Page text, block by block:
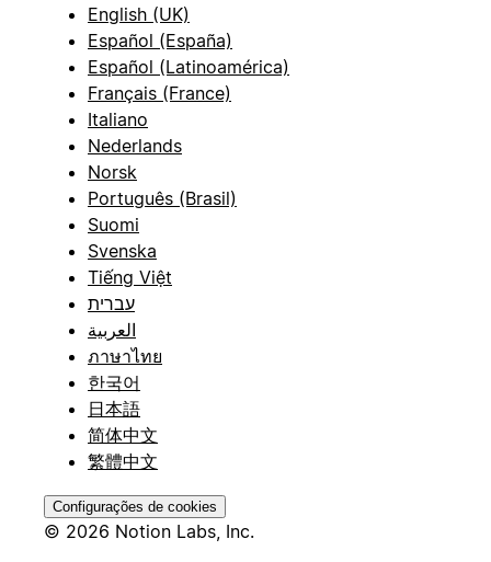
English (UK)
Español (España)
Español (Latinoamérica)
Français (France)
Italiano
Nederlands
Norsk
Português (Brasil)
Suomi
Svenska
Tiếng Việt
עברית
العربية
ภาษาไทย
한국어
日本語
简体中文
繁體中文
Configurações de cookies
© 2026 Notion Labs, Inc.